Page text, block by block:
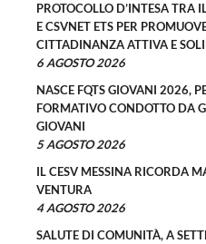
PROTOCOLLO D’INTESA TRA
E CSVNET ETS PER
CITTADINANZA ATTIVA E
6 AGOSTO 2026
NASCE FQTS GIOVANI 2026,
FORMATIVO CONDOTTO DA
GIOVANI
5 AGOSTO 2026
IL CESV MESSINA RICORDA
VENTURA
4 AGOSTO 2026
SALUTE DI COMUNITÀ, A